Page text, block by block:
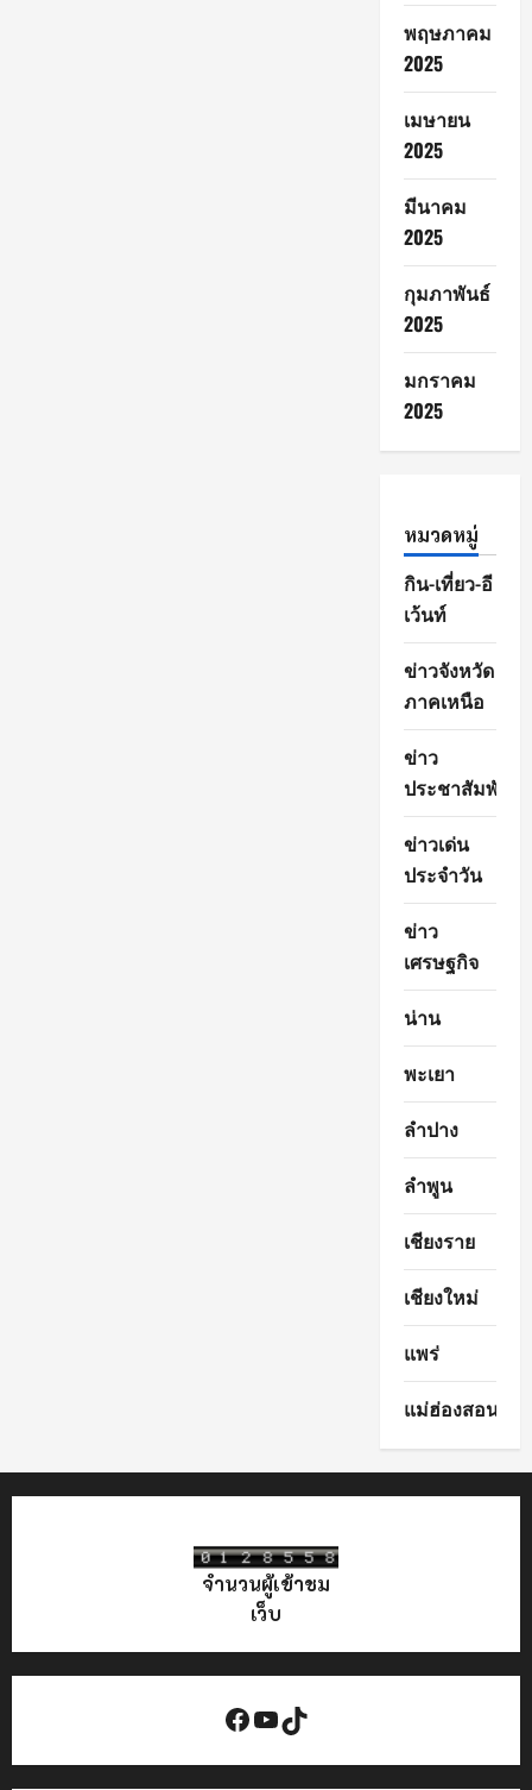
พฤษภาคม
2025
เมษายน
2025
มีนาคม
2025
กุมภาพันธ์
2025
มกราคม
2025
หมวดหมู่
กิน-เที่ยว-อี
เว้นท์
ข่าวจังหวัด
ภาคเหนือ
ข่าว
ประชาสัมพันธ์
ข่าวเด่น
ประจำวัน
ข่าว
เศรษฐกิจ
น่าน
พะเยา
ลำปาง
ลำพูน
เชียงราย
เชียงใหม่
แพร่
แม่ฮ่องสอน
จำนวนผู้เข้าชม
เว็บ
Facebook
YouTube
TikTok